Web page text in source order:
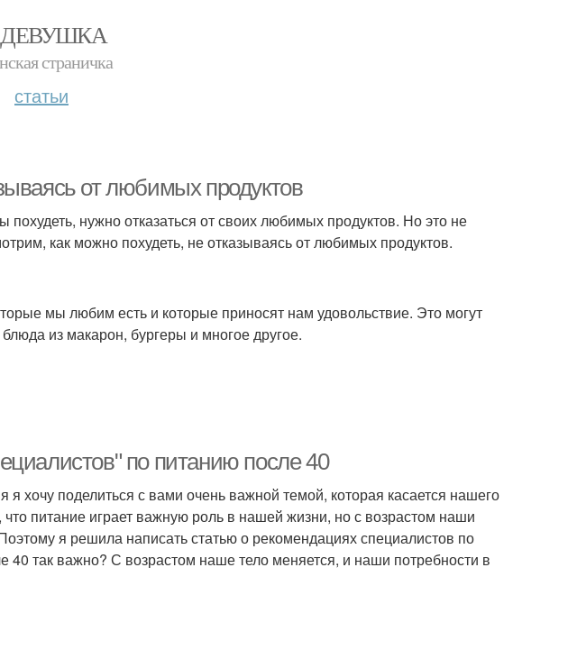
страничка
статьи
от любимых продуктов
похудеть, нужно отказаться от своих любимых продуктов. Но это не
как можно похудеть, не отказываясь от любимых продуктов.
мы любим есть и которые приносят нам удовольствие. Это могут
из макарон, бургеры и многое другое.
по питанию после 40
я хочу поделиться с вами очень важной темой, которая касается нашего
питание играет важную роль в нашей жизни, но с возрастом наши
я решила написать статью о рекомендациях специалистов по
40 так важно? С возрастом наше тело меняется, и наши потребности в